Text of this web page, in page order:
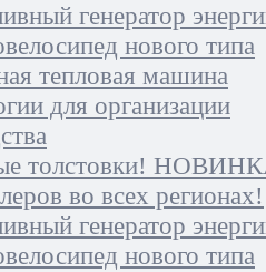
генератор
нового типа
тепловая машина
для организации
толстовки!
во всех регионах!
генератор
нового типа